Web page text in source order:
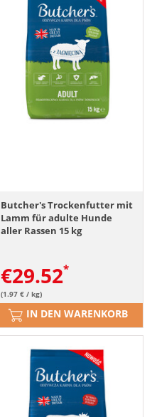
Butcher's Trockenfutter mit
Lamm für adulte Hunde
aller Rassen 15 kg
€29.52
(1.97 € / kg)
IN DEN WARENKORB